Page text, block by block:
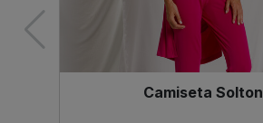
Camiseta Solton